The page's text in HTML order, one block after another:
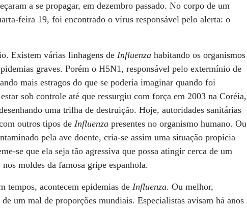
a se propagar, em dezembro passado. No corpo de um
feira 19, foi encontrado o vírus responsável pelo alerta: o
Existem várias linhagens deInfluenza habitando os organismos
graves. Porém o H5N1, responsável pelo extermínio de
mais estragos do que se poderia imaginar quando foi
sob controle até que ressurgiu com força em 2003 na Coréia,
uma trilha de destruição. Hoje, autoridades sanitárias
outros tipos deInfluenza presentes no organismo humano. Ou
pela ave doente, cria-se assim uma situação propícia
se que ela seja tão agressiva que possa atingir cerca de um
moldes da famosa gripe espanhola.
tempos, acontecem epidemias deInfluenza. Ou melhor,
um mal de proporções mundiais. Especialistas avisam há anos